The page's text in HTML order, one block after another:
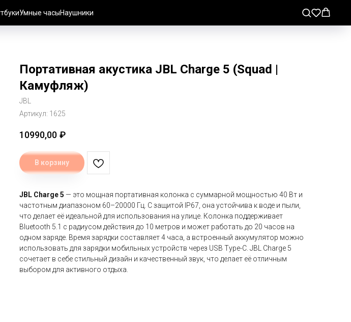
Умные часыНаушники
Портативная акустика JBL Charge 5 (Squad |
Камуфляж)
JBL
Артикул: 1625
10990,00 ₽
В корзину
JBL Charge 5 — это мощная портативная колонка с суммарной мощностью 40 Вт и
частотным диапазоном 60–20000 Гц. С защитой IP67, она устойчива к воде и пыли,
что делает её идеальной для использования на улице. Колонка поддерживает
Bluetooth 5.1 с радиусом действия до 10 метров и может работать до 20 часов на
одном заряде. Время зарядки составляет 4 часа, а встроенный аккумулятор можно
использовать для зарядки мобильных устройств через USB Type-C. JBL Charge 5
сочетает в себе стильный дизайн и качественный звук, что делает её отличным
выбором для активного отдыха.